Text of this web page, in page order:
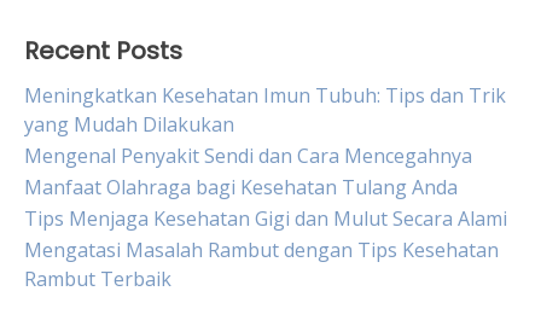
Recent Posts
Meningkatkan Kesehatan Imun Tubuh: Tips dan Trik
yang Mudah Dilakukan
Mengenal Penyakit Sendi dan Cara Mencegahnya
Manfaat Olahraga bagi Kesehatan Tulang Anda
Tips Menjaga Kesehatan Gigi dan Mulut Secara Alami
Mengatasi Masalah Rambut dengan Tips Kesehatan
Rambut Terbaik